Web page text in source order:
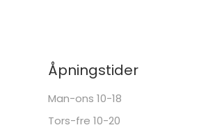
Åpningstider
Man-ons 10-18
Tors-fre 10-20